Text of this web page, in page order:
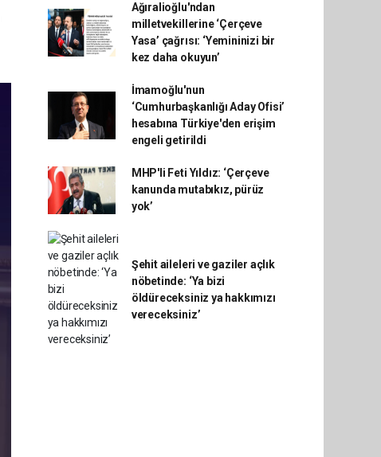
Ağıralioğlu'ndan
milletvekillerine ‘Çerçeve
Yasa’ çağrısı: ‘Yemininizi bir
kez daha okuyun’
İmamoğlu'nun
‘Cumhurbaşkanlığı Aday Ofisi’
hesabına Türkiye'den erişim
engeli getirildi
MHP'li Feti Yıldız: ‘Çerçeve
kanunda mutabıkız, pürüz
yok’
Şehit aileleri ve gaziler açlık
nöbetinde: ‘Ya bizi
öldüreceksiniz ya hakkımızı
vereceksiniz’